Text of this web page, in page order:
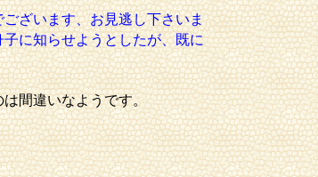
ざいます、お見逃し下さいま
に知らせようとしたが、既に
間違いなようです。